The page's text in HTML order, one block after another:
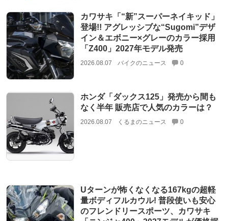
カワサキ「“新”スーパーネイキッド」
登場!! アグレッシブな“Sugomi”デザ
イン＆エボニー×グレーのカラー採用
「Z400」2027年モデル発売
2026.08.07 バイクのニュース 0
ホンダ「ダックス125」発売から間も
なく半年 販売店で人気のカラーは？
2026.08.07 くるまのニュース 0
Uターンが怖くなくなる167kgの超軽
量ボディフルカウル! 普段使いも安心
のフレンドリースポーツ、カワサキ